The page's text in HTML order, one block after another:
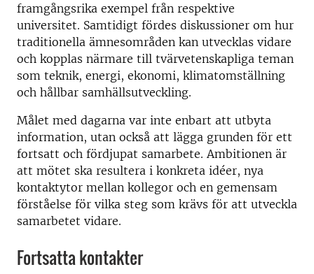
framgångsrika exempel från respektive
universitet. Samtidigt fördes diskussioner om hur
traditionella ämnesområden kan utvecklas vidare
och kopplas närmare till tvärvetenskapliga teman
som teknik, energi, ekonomi, klimatomställning
och hållbar samhällsutveckling.
Målet med dagarna var inte enbart att utbyta
information, utan också att lägga grunden för ett
fortsatt och fördjupat samarbete. Ambitionen är
att mötet ska resultera i konkreta idéer, nya
kontaktytor mellan kollegor och en gemensam
förståelse för vilka steg som krävs för att utveckla
samarbetet vidare.
Fortsatta kontakter